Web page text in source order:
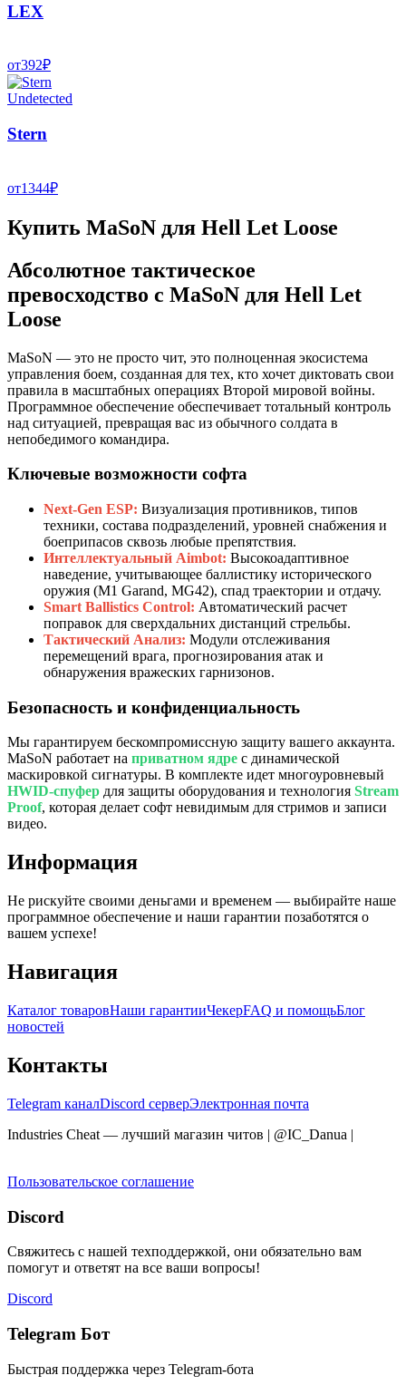
LEX
от392₽
Undetected
Stern
от1344₽
Купить MaSoN для Hell Let Loose
Абсолютное тактическое
превосходство с MaSoN для Hell Let
Loose
MaSoN — это не просто чит, это полноценная экосистема
управления боем, созданная для тех, кто хочет диктовать свои
правила в масштабных операциях Второй мировой войны.
Программное обеспечение обеспечивает тотальный контроль
над ситуацией, превращая вас из обычного солдата в
непобедимого командира.
Ключевые возможности софта
Next-Gen ESP: Визуализация противников, типов
техники, состава подразделений, уровней снабжения и
боеприпасов сквозь любые препятствия.
Интеллектуальный Aimbot: Высокоадаптивное
наведение, учитывающее баллистику исторического
оружия (M1 Garand, MG42), спад траектории и отдачу.
Smart Ballistics Control: Автоматический расчет
поправок для сверхдальних дистанций стрельбы.
Тактический Анализ: Модули отслеживания
перемещений врага, прогнозирования атак и
обнаружения вражеских гарнизонов.
Безопасность и конфиденциальность
Мы гарантируем бескомпромиссную защиту вашего аккаунта.
MaSoN работает на приватном ядре с динамической
маскировкой сигнатуры. В комплекте идет многоуровневый
HWID-спуфер для защиты оборудования и технология Stream
Proof, которая делает софт невидимым для стримов и записи
видео.
Информация
Не рискуйте своими деньгами и временем — выбирайте наше
программное обеспечение и наши гарантии позаботятся о
вашем успехе!
Навигация
Каталог товаровНаши гарантииЧекерFAQ и помощьБлог
новостей
Контакты
Telegram каналDiscord серверЭлектронная почта
Industries Cheat — лучший магазин читов | @IC_Danua |
Пользовательское соглашение
Discord
Свяжитесь с нашей техподдержкой, они обязательно вам
помогут и ответят на все ваши вопросы!
Discord
Telegram Бот
Быстрая поддержка через Telegram-бота